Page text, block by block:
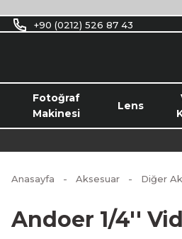
+90 (0212) 526 87 43
Fotoğraf
Makinesi
Lens
Anasayfa Aksesuar Diğer
Andoer 1/4''